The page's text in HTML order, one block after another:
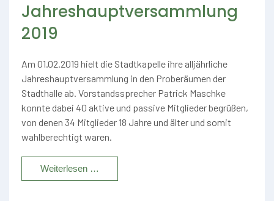
Jahreshauptversammlung
2019
Am 01.02.2019 hielt die Stadtkapelle ihre alljährliche
Jahreshauptversammlung in den Proberäumen der
Stadthalle ab. Vorstandssprecher Patrick Maschke
konnte dabei 40 aktive und passive Mitglieder begrüßen,
von denen 34 Mitglieder 18 Jahre und älter und somit
wahlberechtigt waren.
Weiterlesen …